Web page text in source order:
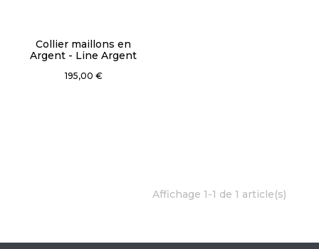
Collier maillons en
Argent - Line Argent
Prix
195,00 €
Affichage 1-1 de 1 article(s)